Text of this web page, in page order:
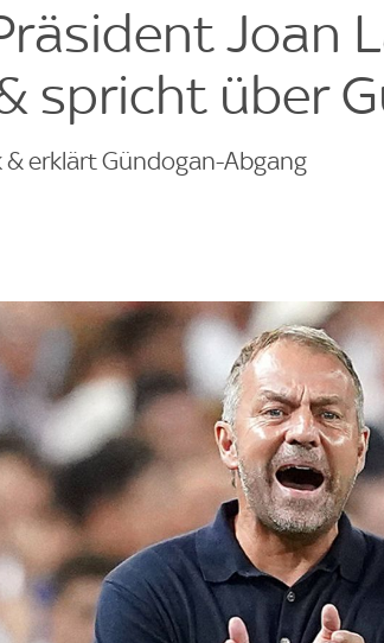
Joan
spricht über
erklärt Gündogan-Abgang